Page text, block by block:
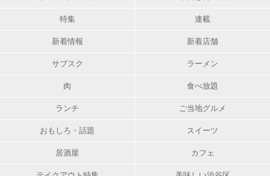
特集 連載
新着情報 新着店舗
サブスク ラーメン
肉 食べ放題
ランチ ご当地グルメ
おもしろ・話題 スイーツ
居酒屋 カフェ